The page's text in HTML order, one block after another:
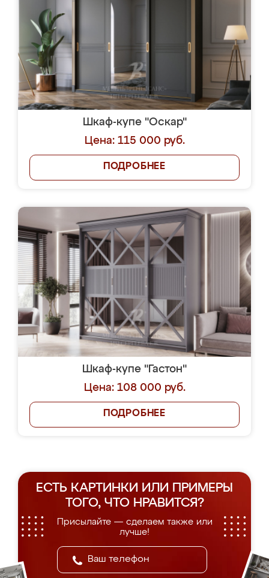
Шкаф-купе "Оскар"
Цена: 115 000 руб.
ПОДРОБНЕЕ
Шкаф-купе "Гастон"
Цена: 108 000 руб.
ПОДРОБНЕЕ
ЕСТЬ КАРТИНКИ ИЛИ ПРИМЕРЫ
ТОГО, ЧТО НРАВИТСЯ?
Присылайте — сделаем также или
лучше!